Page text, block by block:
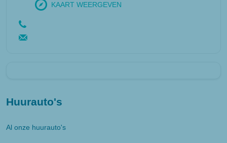
Huurauto's
Al onze huurauto's
KAART WEERGEVEN